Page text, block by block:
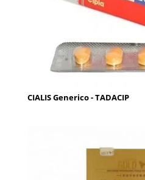
CIALIS Generico - TADACIP